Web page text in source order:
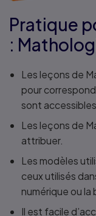
Pratique
:
Les leçons de
pour
sont
Les leçons de
attribuer.
Les modèles
ceux utilisés
numérique ou la
Il est facile